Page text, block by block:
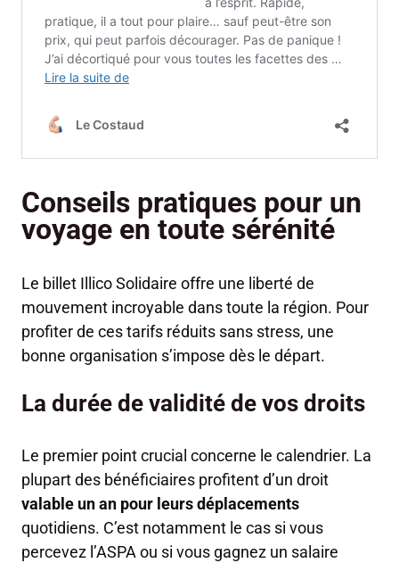
Conseils pratiques pour un
voyage en toute sérénité
Le billet Illico Solidaire offre une liberté de
mouvement incroyable dans toute la région. Pour
profiter de ces tarifs réduits sans stress, une
bonne organisation s’impose dès le départ.
La durée de validité de vos droits
Le premier point crucial concerne le calendrier. La
plupart des bénéficiaires profitent d’un droit
valable un an pour leurs déplacements
quotidiens. C’est notamment le cas si vous
percevez l’ASPA ou si vous gagnez un salaire